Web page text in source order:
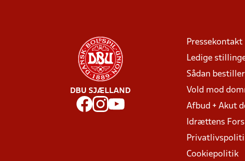
DBU SJÆLLAND
Pressekontakt
Ledige
Sådan
Vold mod
Afbud + Akut
Idrættens
Cookiepolitik